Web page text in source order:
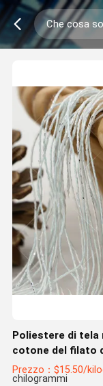
Poliestere di tela
cotone del filato
Prezzo：$15.50/
chilogrammi